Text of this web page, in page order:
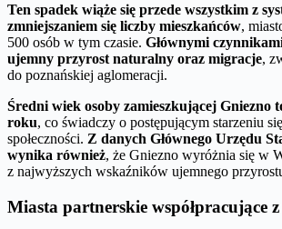
Ten spadek wiąże się przede wszystkim z
zmniejszaniem się liczby mieszkańców,
500 osób w tym czasie. Głównymi
ujemny przyrost naturalny oraz migracje,
do poznańskiej aglomeracji.
Średni wiek osoby zamieszkującej Gniezno
roku, co świadczy o postępującym starzeniu
społeczności. Z danych Głównego Urzędu
wynika również, że Gniezno wyróżnia się w
z najwyższych wskaźników ujemnego
Miasta partnerskie współpracujące